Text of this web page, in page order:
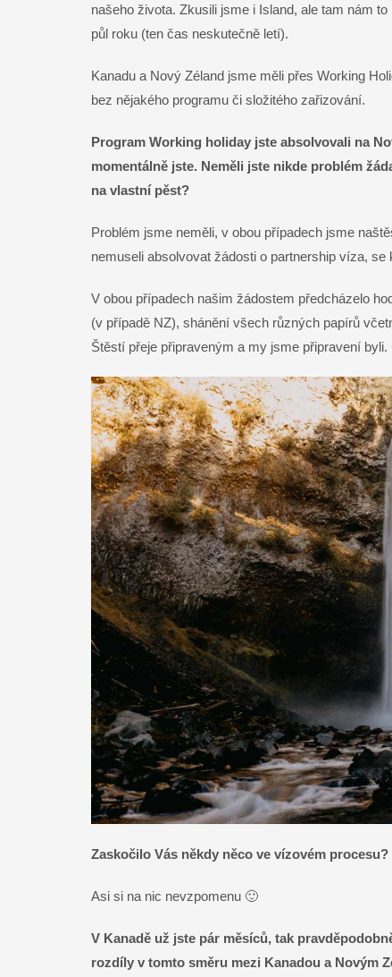
našeho života. Zkusili jsme i Island, ale tam nám
půl roku (ten čas neskutečně letí).
Kanadu a Nový Zéland jsme měli přes Working
bez nějakého programu či složitého zařizování.
Program Working holiday jste absolvovali na
momentálně jste. Neměli jste nikde problém
na vlastní pěst?
Problém jsme neměli, v obou případech jsme
nemuseli absolvovat žádosti o partnership víza,
V obou případech našim žádostem předcházelo
(v případě NZ), shánění všech různých papírů
Štěstí přeje připraveným a my jsme připravení byli.
Zaskočilo Vás někdy něco ve vízovém
Asi si na nic nevzpomenu 🙂
V Kanadě už jste pár měsíců, tak
rozdíly v tomto směru mezi Kanadou a Novým